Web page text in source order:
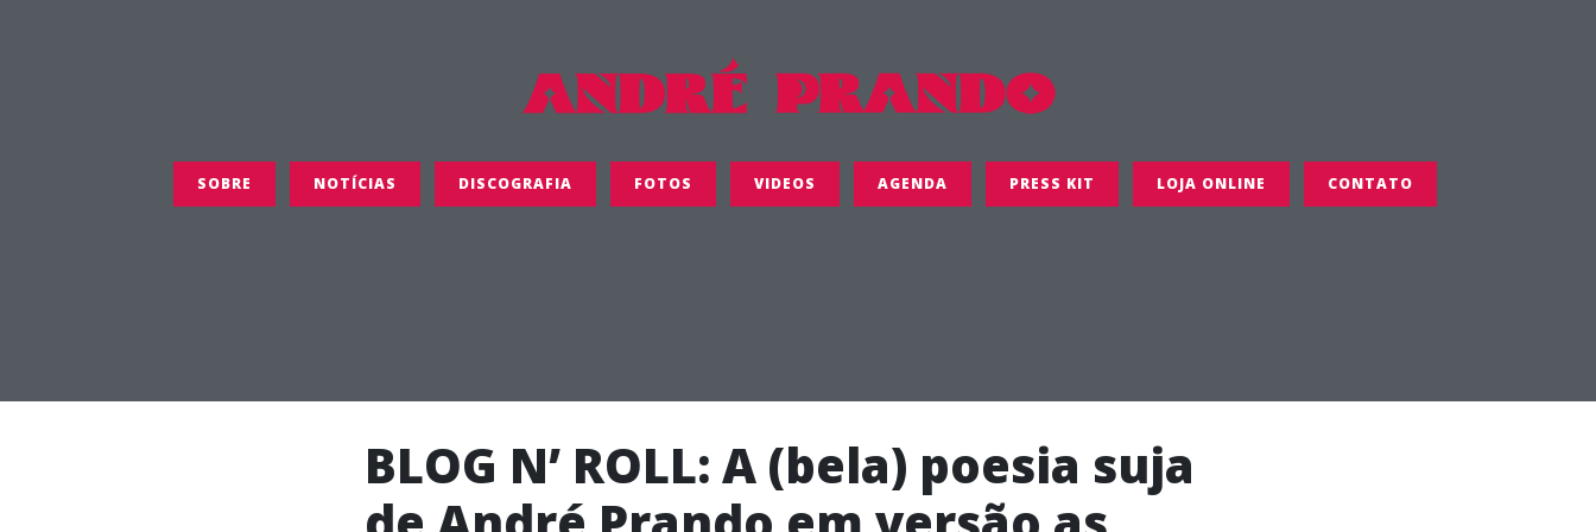
SOBRE NOTÍCIAS DISCOGRAFIA FOTOS VIDEOS AGENDA PRESS KIT LOJA ONLINE CONTATO
BLOG N’ ROLL: A (bela) poesia suja